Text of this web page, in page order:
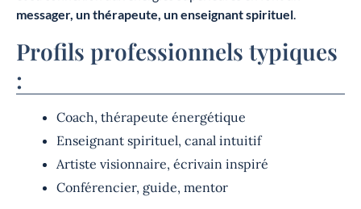
messager, un thérapeute, un enseignant spirituel.
Profils professionnels typiques
:
Coach, thérapeute énergétique
Enseignant spirituel, canal intuitif
Artiste visionnaire, écrivain inspiré
Conférencier, guide, mentor